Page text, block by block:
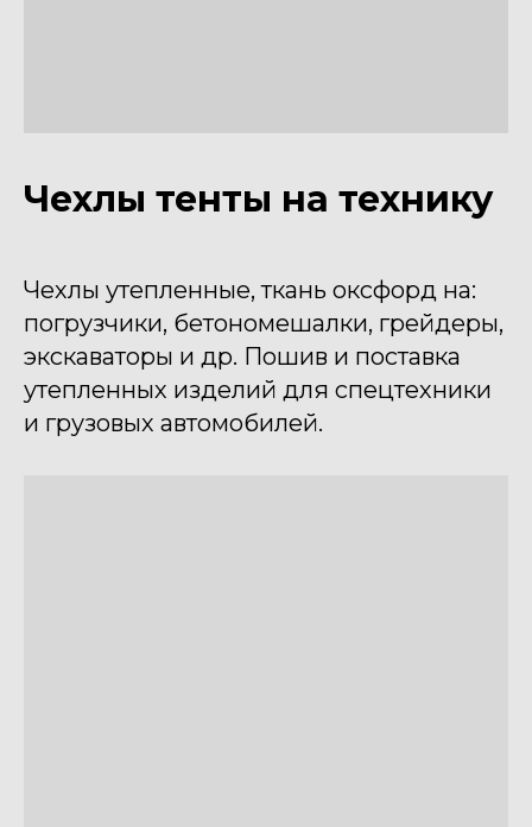
Чехлы тенты на технику
Чехлы утепленные, ткань оксфорд на:
погрузчики, бетономешалки, грейдеры,
экскаваторы и др. Пошив и поставка
утепленных изделий для спецтехники
и грузовых автомобилей.